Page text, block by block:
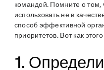
командой. Помните о том,
использовать не в
способ эффективной
приоритетов. Вот как
1.